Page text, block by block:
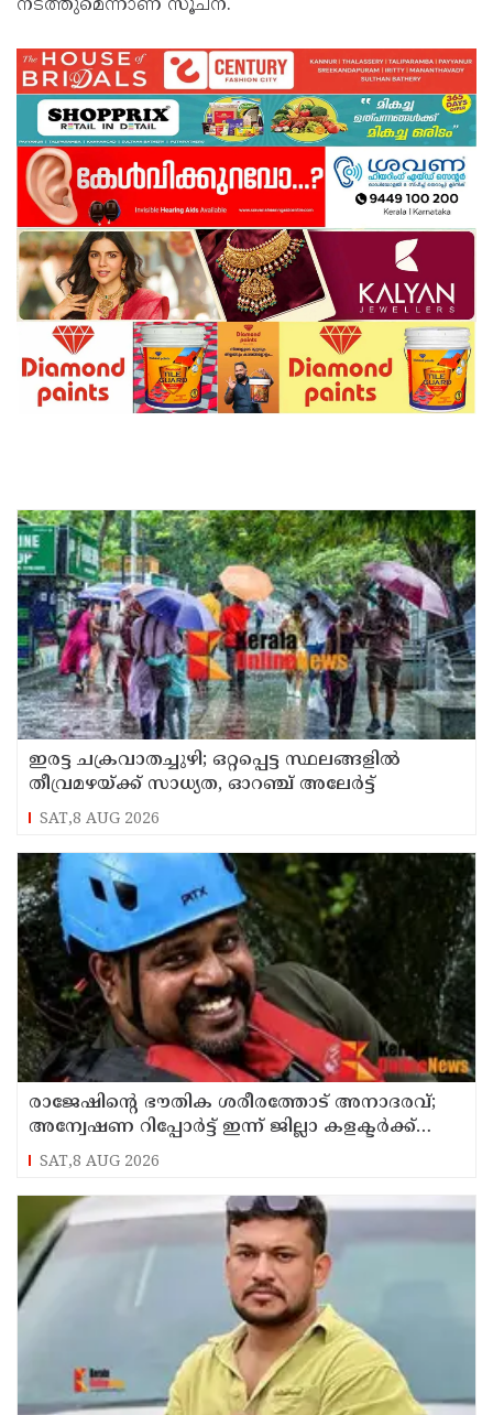
നടത്തുമെന്നാണ് സൂചന.
ഇരട്ട ചക്രവാതച്ചുഴി; ഒറ്റപ്പെട്ട സ്ഥലങ്ങളില്‍
തീവ്രമഴയ്ക്ക് സാധ്യത, ഓറഞ്ച് അലേർട്ട്
SAT,8 AUG 2026
രാജേഷിന്റെ ഭൗതിക ശരീരത്തോട് അനാദരവ്;
അന്വേഷണ റിപ്പോര്‍ട്ട് ഇന്ന് ജില്ലാ കളക്ടര്‍ക്ക്
കൈമാറും
SAT,8 AUG 2026